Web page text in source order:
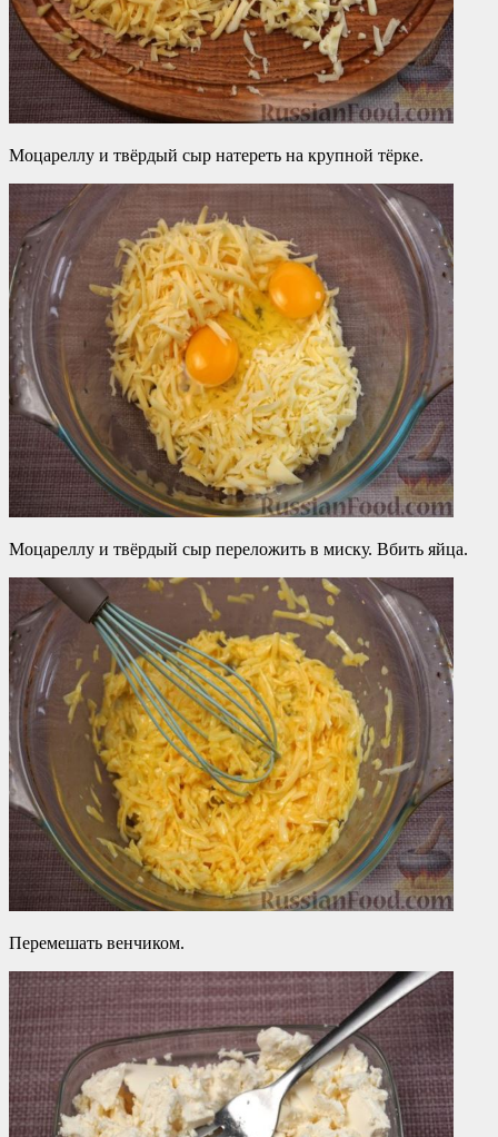
Моцареллу и твёрдый сыр натереть на крупной тёрке.
Моцареллу и твёрдый сыр переложить в миску. Вбить яйца.
Перемешать венчиком.